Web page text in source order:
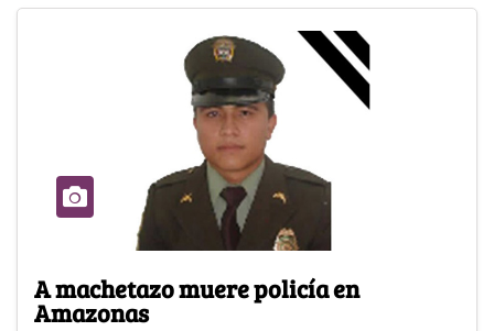
A machetazo muere policía en
Amazonas